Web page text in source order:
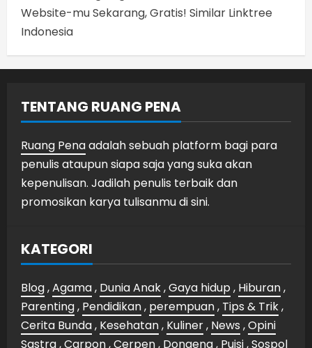
TENTANG RUANG PENA
Ruang Penaadalah sebuah platform bagi para
penulis ataupun siapa saja yang suka akan
kepenulisan. Jadilah penulis terbaik dan
promosikan karya tulisanmu di sini.
KATEGORI
Blog,Agama, Dunia Anak,Gaya hidup , Hiburan,
Parenting, Pendidikan, perempuan, Tips & Trik,
Cerita Bunda, Kesehatan, Kuliner, News ,Opini
Sastra,Carpon,Cerpen, Dongeng, Puisi,Sospol